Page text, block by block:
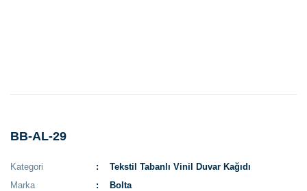
BB-AL-29
Kategori
Tekstil Tabanlı Vinil Duvar Kağıdı
Marka
Bolta